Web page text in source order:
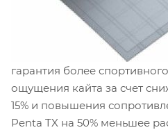
гарантия более
ощущения кайта за счет
15% и повышения
Penta TX на 50% меньшее